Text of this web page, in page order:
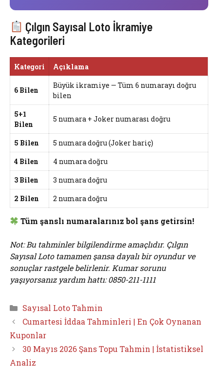
Çılgın Sayısal Loto İkramiye
Kategorileri
Kategori Açıklama
6 Bilen
Büyük ikramiye — Tüm 6 numarayı doğru
bilen
5+1
Bilen
5 numara + Joker numarası doğru
5 Bilen
5 numara doğru (Joker hariç)
4 Bilen
4 numara doğru
3 Bilen
3 numara doğru
2 Bilen
2 numara doğru
Tüm şanslı numaralarınız bol şans getirsin!
Not: Bu tahminler bilgilendirme amaçlıdır. Çılgın
Sayısal Loto tamamen şansa dayalı bir oyundur ve
sonuçlar rastgele belirlenir. Kumar sorunu
yaşıyorsanız yardım hattı: 0850-211-1111
Kategoriler
Sayısal Loto Tahmin
Cumartesi İddaa Tahminleri | En Çok Oynanan
Kuponlar
30 Mayıs 2026 Şans Topu Tahmin | İstatistiksel
Analiz